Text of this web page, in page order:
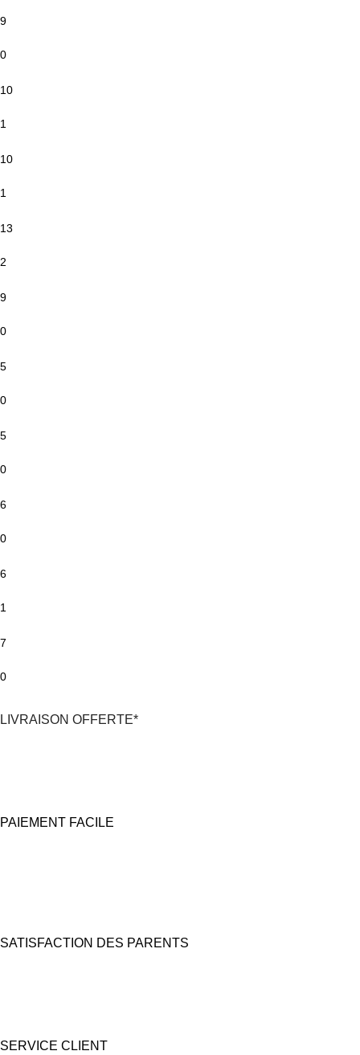
9
0
10
1
10
1
13
2
9
0
5
0
5
0
6
0
6
1
7
0
LIVRAISON OFFERTE*
PAIEMENT FACILE
SATISFACTION DES PARENTS
SERVICE CLIENT